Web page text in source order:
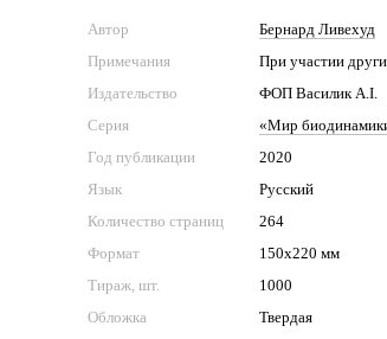
Автор
Бернард Ливехуд
Примечания
При участии
Издательство
ФОП Василик А.І.
Серия
«Мир
Год публикации
2020
Язык
Русский
Количество страниц
264
Формат
150х220 мм
Тираж, шт.
1000
Обложка
Твердая